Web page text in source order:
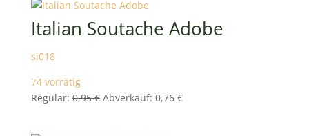
0,95 €
Italian Soutache Adobe
si018
74 vorrätig
Regulär: 0,95€ Ursprünglicher
Abverkauf: 0,76 €Aktueller